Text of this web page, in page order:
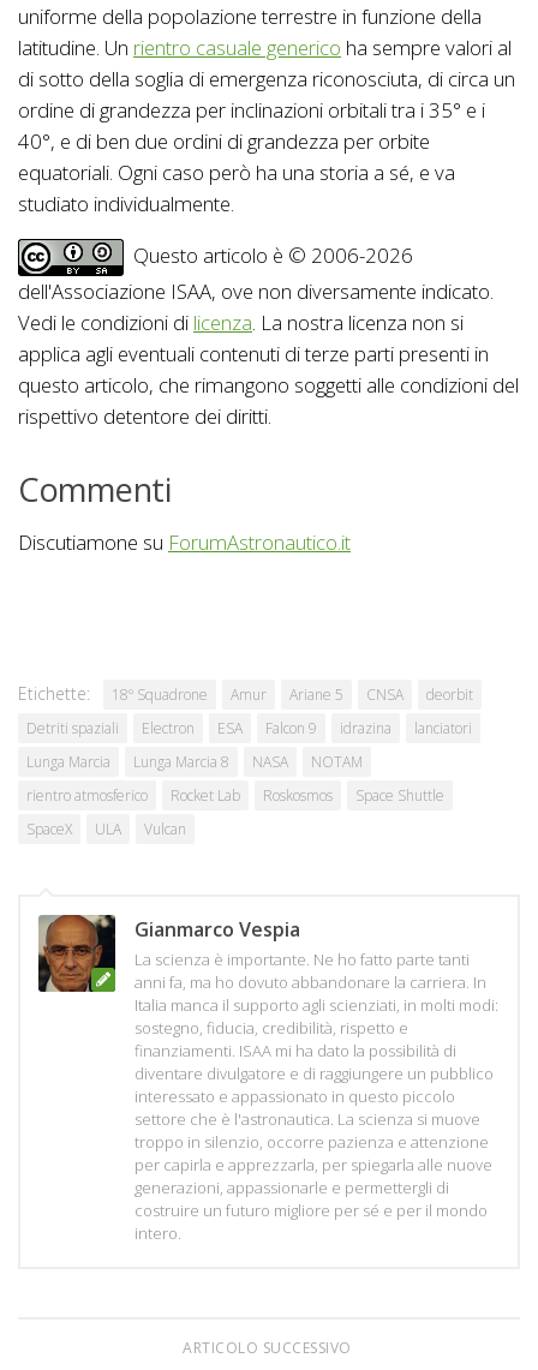
uniforme della popolazione terrestre in funzione della
latitudine. Un rientro casuale generico ha sempre valori al
di sotto della soglia di emergenza riconosciuta, di circa un
ordine di grandezza per inclinazioni orbitali tra i 35° e i
40°, e di ben due ordini di grandezza per orbite
equatoriali. Ogni caso però ha una storia a sé, e va
studiato individualmente.
Questo articolo è © 2006-2026
dell'Associazione ISAA, ove non diversamente indicato.
Vedi le condizioni di licenza. La nostra licenza non si
applica agli eventuali contenuti di terze parti presenti in
questo articolo, che rimangono soggetti alle condizioni del
rispettivo detentore dei diritti.
Commenti
Discutiamone su ForumAstronautico.it
Etichette: 18º Squadrone Amur Ariane 5 CNSA
deorbit
Detriti spaziali
Electron ESA Falcon 9 idrazina
lanciatori
Lunga Marcia
Lunga Marcia 8 NASA
NOTAM
rientro atmosferico
Rocket Lab Roskosmos
Space Shuttle
SpaceX
ULA Vulcan
Gianmarco Vespia
La scienza è importante. Ne ho fatto parte tanti
anni fa, ma ho dovuto abbandonare la carriera. In
Italia manca il supporto agli scienziati, in molti modi:
sostegno, fiducia, credibilità, rispetto e
finanziamenti. ISAA mi ha dato la possibilità di
diventare divulgatore e di raggiungere un pubblico
interessato e appassionato in questo piccolo
settore che è l'astronautica. La scienza si muove
troppo in silenzio, occorre pazienza e attenzione
per capirla e apprezzarla, per spiegarla alle nuove
generazioni, appassionarle e permettergli di
costruire un futuro migliore per sé e per il mondo
intero.
ARTICOLO SUCCESSIVO